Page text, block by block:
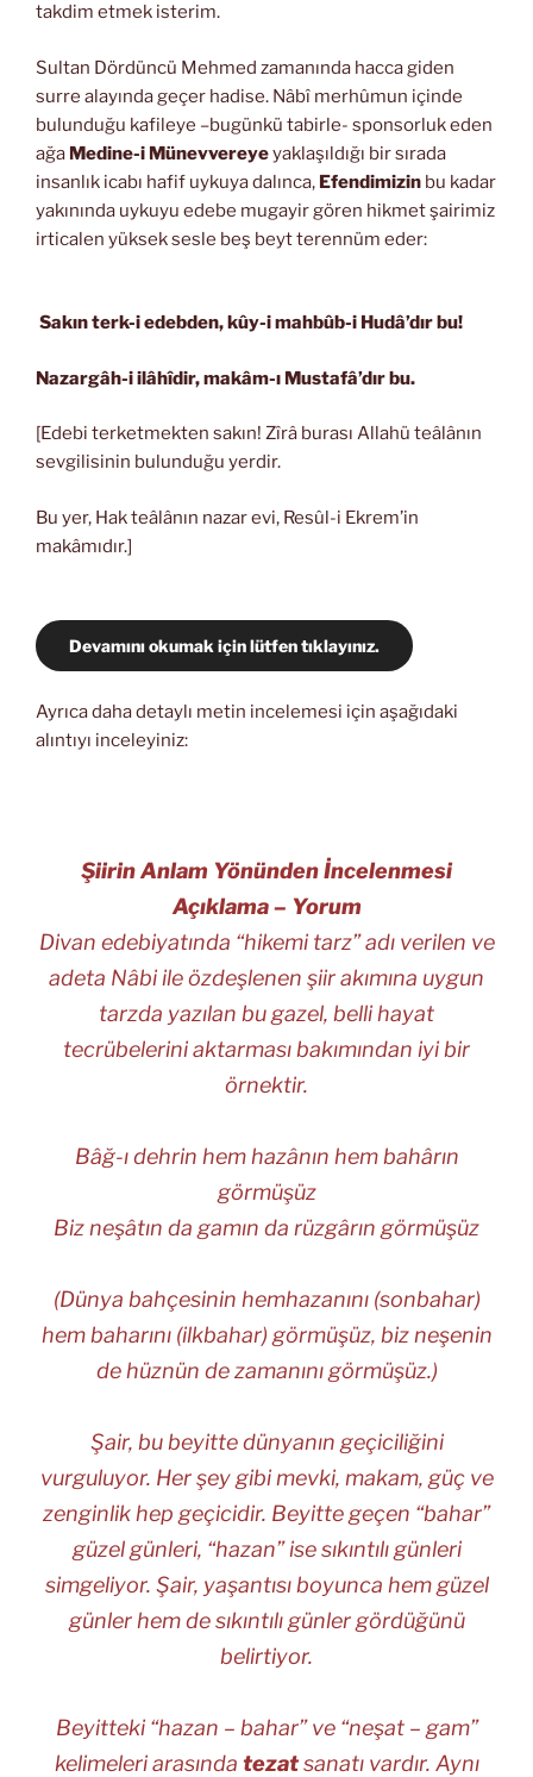
takdim etmek isterim.
Sultan Dördüncü Mehmed zamanında hacca giden
surre alayında geçer hadise. Nâbî merhûmun içinde
bulunduğu kafileye –bugünkü tabirle- sponsorluk eden
ağa Medine-i Münevvereyeyaklaşıldığı bir sırada
insanlık icabı hafif uykuya dalınca, Efendimizin bu kadar
yakınında uykuyu edebe mugayir gören hikmet şairimiz
irticalen yüksek sesle beş beyt terennüm eder:
Sakın terk-i edebden, kûy-i mahbûb-i Hudâ’dır bu!
Nazargâh-i ilâhîdir, makâm-ı Mustafâ’dır bu.
[Edebi terketmekten sakın! Zîrâ burası Allahü teâlânın
sevgilisinin bulunduğu yerdir.
Bu yer, Hak teâlânın nazar evi, Resûl-i Ekrem’in
makâmıdır.]
Devamını okumak için lütfen tıklayınız.
Ayrıca daha detaylı metin incelemesi için aşağıdaki
alıntıyı inceleyiniz:
Şiirin Anlam Yönünden İncelenmesi
Açıklama – Yorum
Divan edebiyatında “hikemi tarz” adı verilen ve
adeta Nâbi ile özdeşlenen şiir akımına uygun
tarzda yazılan bu gazel, belli hayat
tecrübelerini aktarması bakımından iyi bir
örnektir.
Bâğ-ı dehrin hem hazânın hem bahârın
görmüşüz
Biz neşâtın da gamın da rüzgârın görmüşüz
(Dünya bahçesinin hemhazanını (sonbahar)
hem baharını (ilkbahar) görmüşüz, biz neşenin
de hüznün de zamanını görmüşüz.)
Şair, bu beyitte dünyanın geçiciliğini
vurguluyor. Her şey gibi mevki, makam, güç ve
zenginlik hep geçicidir. Beyitte geçen “bahar”
güzel günleri, “hazan” ise sıkıntılı günleri
simgeliyor. Şair, yaşantısı boyunca hem güzel
günler hem de sıkıntılı günler gördüğünü
belirtiyor.
Beyitteki “hazan – bahar” ve “neşat – gam”
kelimeleri arasında tezatsanatı vardır. Aynı